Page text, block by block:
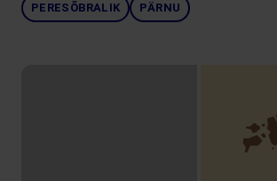
PERESÕBRALIK PÄRNU